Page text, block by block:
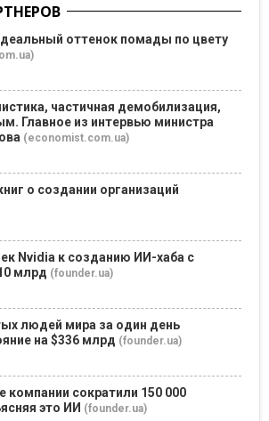
оттенок помады по цвету
частичная демобилизация,
Главное из интервью министра
(economist.com.ua)
о создании организаций
Nvidia к созданию ИИ-хаба с
млрд (founder.ua)
людей мира за один день
на $336 млрд (founder.ua)
компании сократили 150 000
это ИИ (founder.ua)